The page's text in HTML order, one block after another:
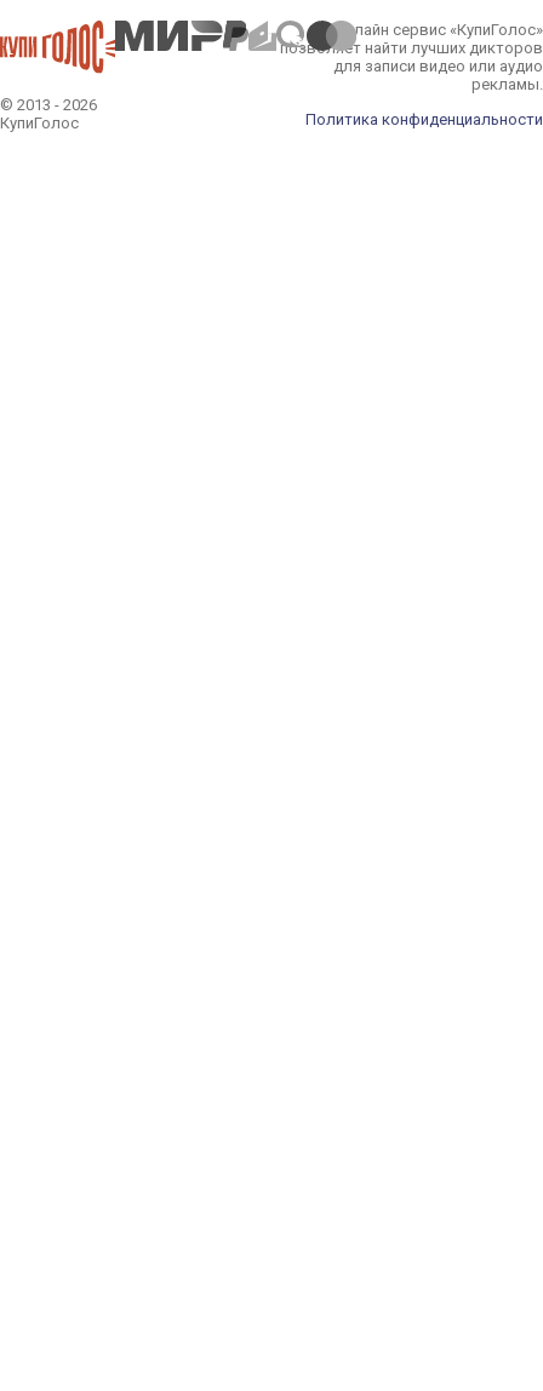
© 2013 - 2026
КупиГолос
Онлайн сервис «КупиГолос»
позволяет найти лучших дикторов
для записи видео или аудио
рекламы.
Политика конфиденциальности